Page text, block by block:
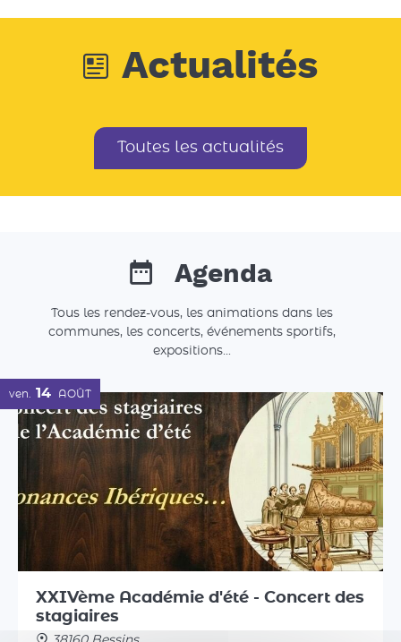
Actualités
Toutes les actualités
Agenda
Tous les rendez-vous, les animations dans les
communes, les concerts, événements sportifs,
expositions...
ven. 14 AOÛT
XXIVème Académie d'été - Concert des
stagiaires